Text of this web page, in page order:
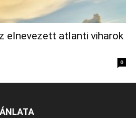
elnevezett atlanti viharok
0